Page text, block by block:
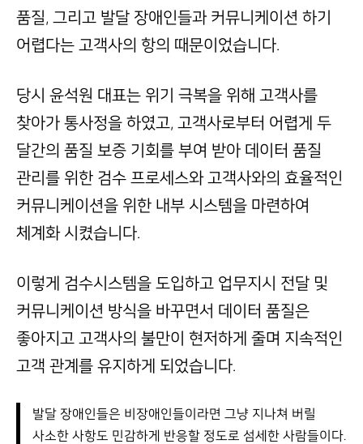
품질, 그리고 발달 장애인들과 커뮤니케이션 하기
어렵다는 고객사의 항의 때문이었습니다.
당시 윤석원 대표는 위기 극복을 위해 고객사를
찾아가 통사정을 하였고, 고객사로부터 어렵게 두
달간의 품질 보증 기회를 부여 받아 데이터 품질
관리를 위한 검수 프로세스와 고객사와의 효율적인
커뮤니케이션을 위한 내부 시스템을 마련하여
체계화 시켰습니다.
이렇게 검수시스템을 도입하고 업무지시 전달 및
커뮤니케이션 방식을 바꾸면서 데이터 품질은
좋아지고 고객사의 불만이 현저하게 줄며 지속적인
고객 관계를 유지하게 되었습니다.
발달 장애인들은 비장애인들이라면 그냥 지나쳐 버릴
사소한 사항도 민감하게 반응할 정도로 섬세한 사람들이다.